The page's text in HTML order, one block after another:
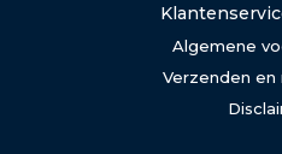
Algemene
Verzenden